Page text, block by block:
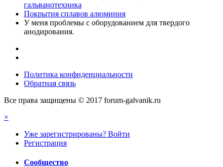
гальванотехника
Покрытия сплавов алюминия
У меня проблемы с оборудованием для твердого
анодирования.
Политика конфиденциальности
Обратная связь
Все права защищены © 2017 forum-galvanik.ru
×
Уже зарегистрированы? Войти
Регистрация
Сообщество